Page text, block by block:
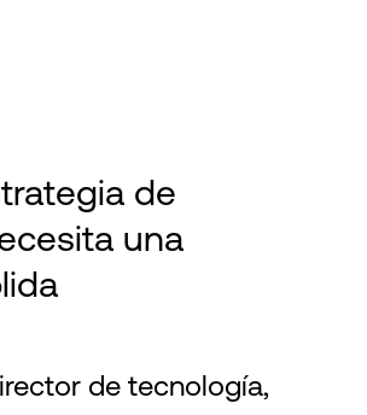
de
una
de tecnología,